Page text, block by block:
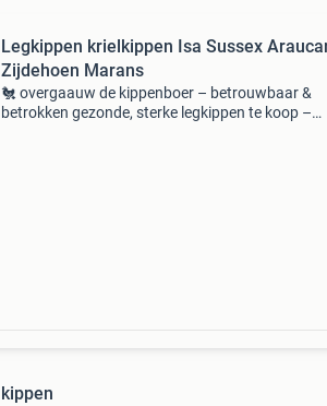
Legkippen krielkippen Isa Sussex
Zijdehoen Marans
🐔 overgaauw de kippenboer – betrouwbaar &
betrokken gezonde, sterke legkippen te koop –
kippen